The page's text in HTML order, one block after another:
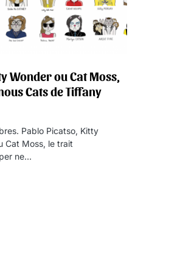
Wonder ou Cat Moss,
Cats de Tiffany
Pablo Picatso, Kitty
Cat Moss, le trait
ne…